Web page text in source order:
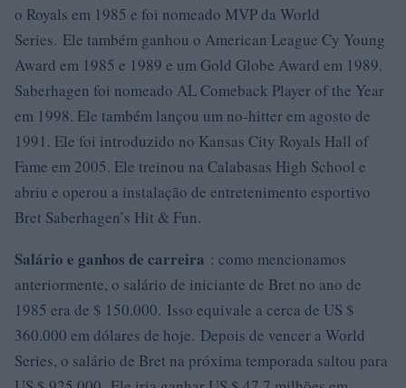
o Royals em 1985 e foi nomeado MVP da World
Series. Ele também ganhou o American League Cy Young
Award em 1985 e 1989 e um Gold Globe Award em 1989.
Saberhagen foi nomeado AL Comeback Player of the Year
em 1998. Ele também lançou um no-hitter em agosto de
1991. Ele foi introduzido no Kansas City Royals Hall of
Fame em 2005. Ele treinou na Calabasas High School e
abriu e operou a instalação de entretenimento esportivo
Bret Saberhagen’s Hit & Fun.
Salário e ganhos de carreira : como mencionamos
anteriormente, o salário de iniciante de Bret no ano de
1985 era de $ 150.000. Isso equivale a cerca de US $
360.000 em dólares de hoje. Depois de vencer a World
Series, o salário de Bret na próxima temporada saltou para